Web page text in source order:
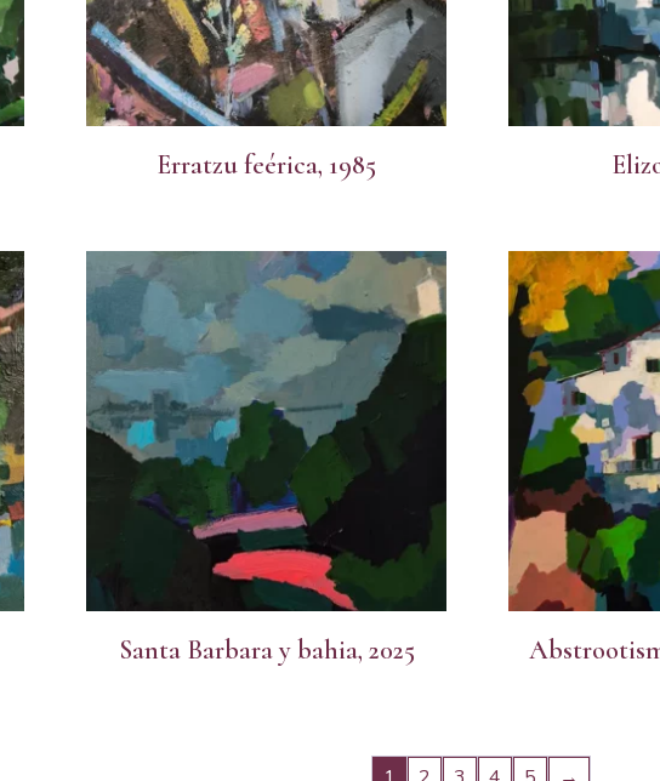
Erratzu feérica, 1985
Santa Barbara y bahia, 2025